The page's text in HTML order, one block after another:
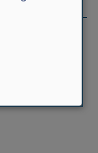
Landes
-